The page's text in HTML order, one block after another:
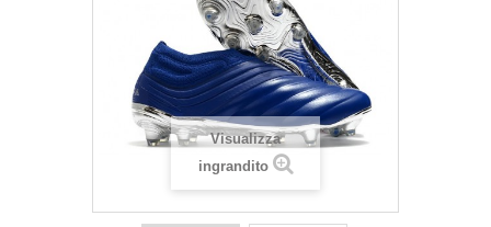
Visualizza
ingrandito